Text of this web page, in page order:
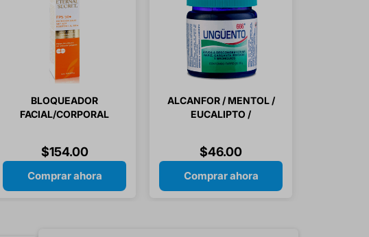
BLOQUEADOR
FACIAL/CORPORAL
$154.00
Comprar ahora
ALCANFOR / MENTOL /
EUCALIPTO /
METILO UNGÜENTO 1
$46.00
Comprar ahora